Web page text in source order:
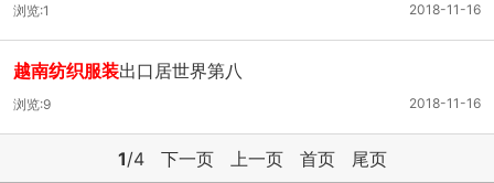
2018-11-16
浏览:1
越南纺织服装出口居世界第八
2018-11-16
浏览:9
1/4 下一页 上一页 首页 尾页